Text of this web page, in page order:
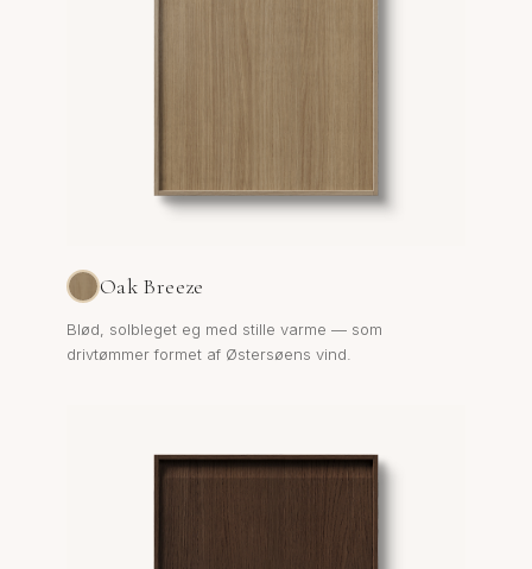
Oak Breeze
Blød, solbleget eg med stille varme — som
drivtømmer formet af Østersøens vind.